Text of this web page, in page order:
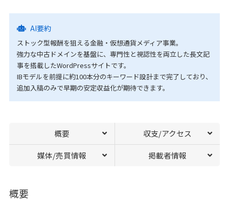
AI要約
ストック型報酬を狙える金融・仮想通貨メディア事業。
強力な中古ドメインを基盤に、専門性と視認性を両立した長文記
事を搭載したWordPressサイトです。
IBモデルを前提に約100本分のキーワード設計まで完了しており、
追加入稿のみで早期の安定収益化が期待できます。
概要 収支/アクセス
媒体/売買情報 掲載者情報
概要